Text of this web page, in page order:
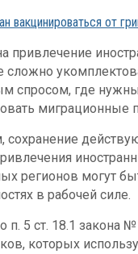
вакцинироваться от
привлечение
сложно
спросом, где
миграционные
сохранение
регионов могут
в рабочей силе.
п. 5 ст. 18.1 закона
которых